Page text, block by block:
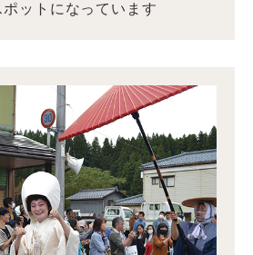
ットになっています